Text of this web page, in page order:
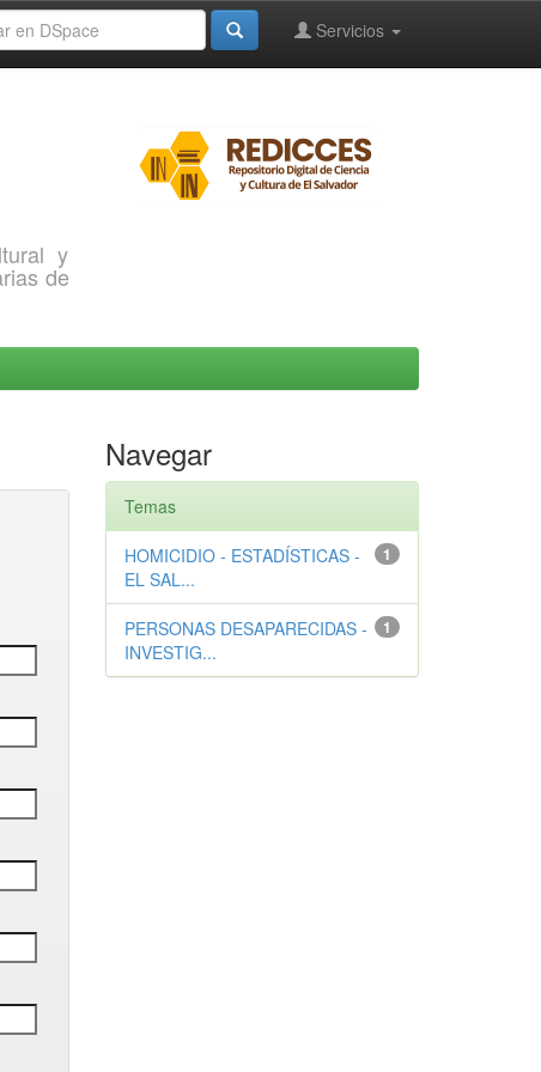
Servicios
y
de
Navegar
Temas
1
HOMICIDIO - ESTADÍSTICAS -
EL SAL...
1
PERSONAS DESAPARECIDAS -
INVESTIG...